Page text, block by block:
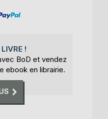
!
BoD et vendez
ebook en librairie.